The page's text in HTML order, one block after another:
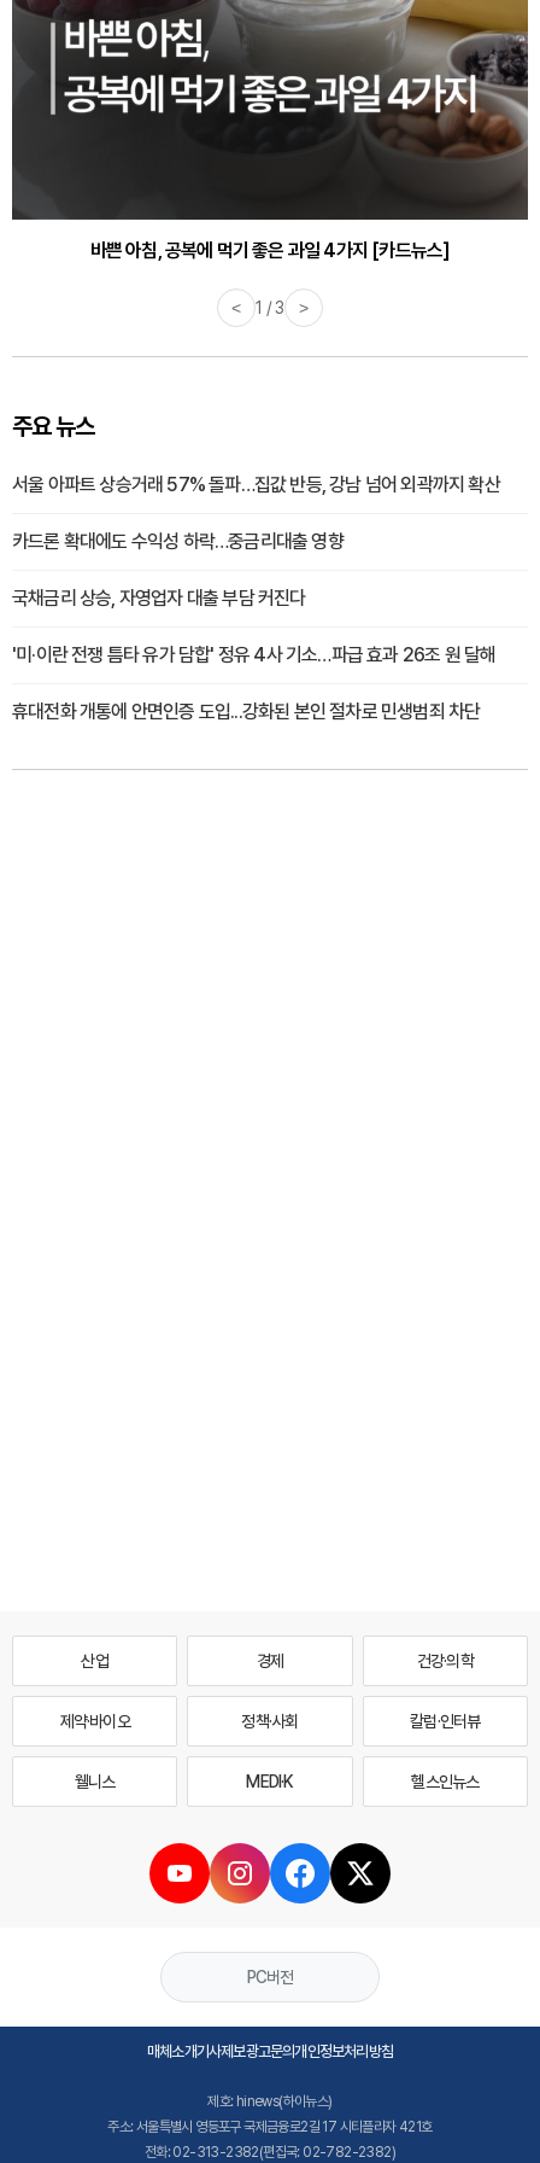
바쁜 아침, 공복에 먹기 좋은 과일 4가지 [카드뉴스]
< 1 / 3 >
주요 뉴스
서울 아파트 상승거래 57% 돌파…집값 반등, 강남 넘어 외곽까지 확산
카드론 확대에도 수익성 하락…중금리대출 영향
국채금리 상승, 자영업자 대출 부담 커진다
'미·이란 전쟁 틈타 유가 담합' 정유 4사 기소…파급 효과 26조 원 달해
휴대전화 개통에 안면인증 도입...강화된 본인 절차로 민생범죄 차단
산업 경제 건강·의학
제약·바이오 정책·사회 칼럼·인터뷰
웰니스 MEDI·K 헬스인뉴스
PC버전
매체소개기사제보광고문의개인정보처리방침
제호: hinews(하이뉴스)
주소: 서울특별시 영등포구 국제금융로2길 17 시티플라자 421호
전화: 02-313-2382(편집국: 02-782-2382)